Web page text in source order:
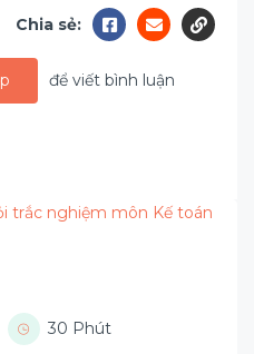
Chia sẻ:
để viết bình luận
trắc nghiệm môn Kế toán
30 Phút